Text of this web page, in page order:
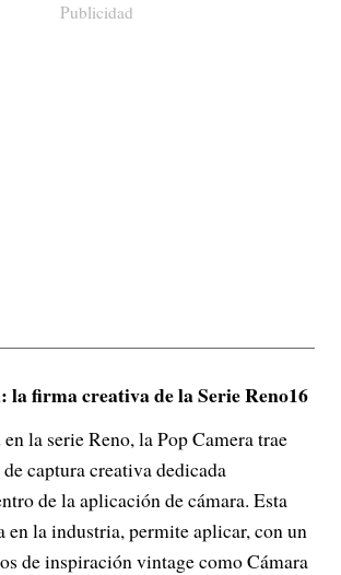
Publicidad
la firma creativa de la Serie Reno16
la serie Reno, la Pop Camera trae
captura creativa dedicada
de la aplicación de cámara. Esta
en la industria, permite aplicar, con un
de inspiración vintage como Cámara